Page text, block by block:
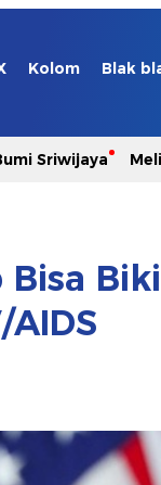
Kolom Blak
Sriwijaya